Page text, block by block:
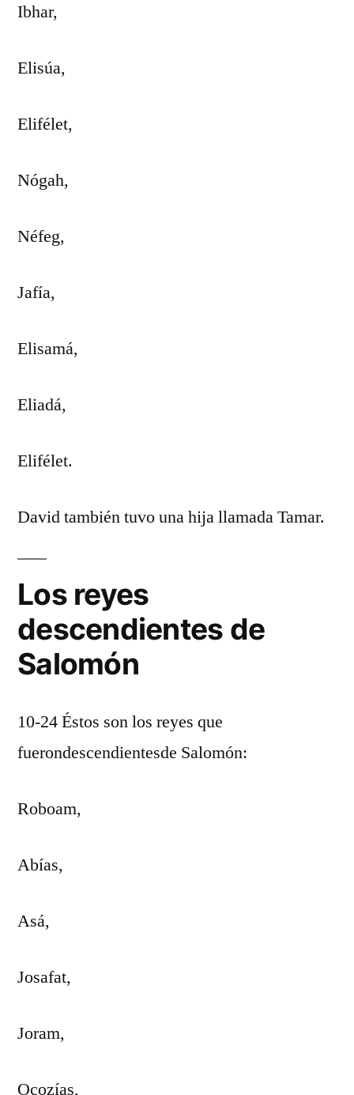
Ibhar,
Elisúa,
Elifélet,
Nógah,
Néfeg,
Jafía,
Elisamá,
Eliadá,
Elifélet.
David también tuvo una hija llamada Tamar.
Los reyes
descendientes de
Salomón
10-24 Éstos son los reyes que
fuerondescendientesde Salomón:
Roboam,
Abías,
Asá,
Josafat,
Joram,
Ocozías,